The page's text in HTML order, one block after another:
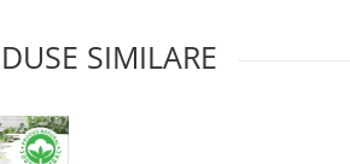
SIMILARE